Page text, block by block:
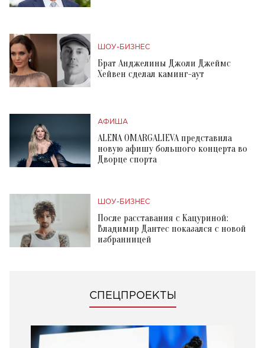
ШОУ-БИЗНЕС
Брат Анджелины Джоли Джеймс
Хейвен сделал каминг-аут
АФИША
ALENA OMARGALIEVA представила
новую афишу большого концерта во
Дворце спорта
ШОУ-БИЗНЕС
После расставания с Кацуриной:
Владимир Дантес показался с новой
избранницей
СПЕЦПРОЕКТЫ